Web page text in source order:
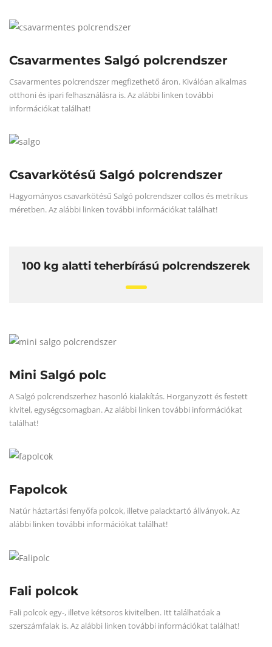
Csavarmentes Salgó polcrendszer
Csavarmentes polcrendszer megfizethető áron. Kiválóan alkalmas
otthoni és ipari felhasználásra is. Az alábbi linken további
információkat találhat!
Csavarkötésű Salgó polcrendszer
Hagyományos csavarkötésű Salgó polcrendszer collos és metrikus
méretben. Az alábbi linken további információkat találhat!
100 kg alatti teherbírású polcrendszerek
Mini Salgó polc
A Salgó polcrendszerhez hasonló kialakítás. Horganyzott és festett
kivitel, egységcsomagban. Az alábbi linken további információkat
találhat!
Fapolcok
Natúr háztartási fenyőfa polcok, illetve palacktartó állványok. Az
alábbi linken további információkat találhat!
Fali polcok
Fali polcok egy-, illetve kétsoros kivitelben. Itt találhatóak a
szerszámfalak is. Az alábbi linken további információkat találhat!